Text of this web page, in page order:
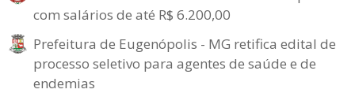
com salários de até R$ 6.200,00
Prefeitura de Eugenópolis - MG retifica edital de
processo seletivo para agentes de saúde e de
endemias